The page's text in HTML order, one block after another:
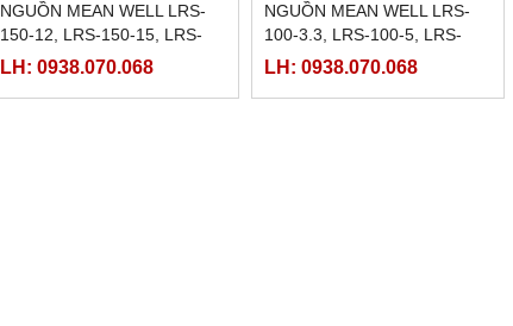
NGUỒN MEAN WELL LRS-
150-12, LRS-150-15, LRS-
150-24, LRS-150-36, LRS-
LH: 0938.070.068
NGUỒN MEAN WELL LRS-
100-3.3, LRS-100-5, LRS-
100-12, LRS-100-15, LRS-
LH: 0938.070.068